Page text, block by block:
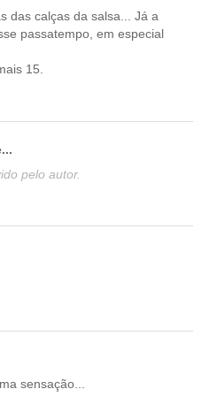
das calças da salsa... Já a
passatempo, em especial
15.
pelo autor.
sensação...